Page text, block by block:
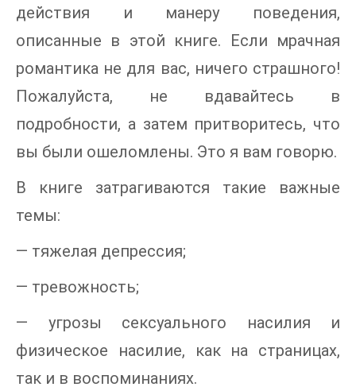
действия и манеру поведения,
описанные в этой книге. Если мрачная
романтика не для вас, ничего страшного!
Пожалуйста, не вдавайтесь в
подробности, а затем притворитесь, что
вы были ошеломлены. Это я вам говорю.
В книге затрагиваются такие важные
темы:
— тяжелая депрессия;
— тревожность;
— угрозы сексуального насилия и
физическое насилие, как на страницах,
так и в воспоминаниях.